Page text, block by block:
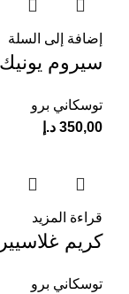
إضافة إلى السلة
سيروم
توسكاني برو
350,00 د.إ
قراءة المزيد
كريم
توسكاني برو